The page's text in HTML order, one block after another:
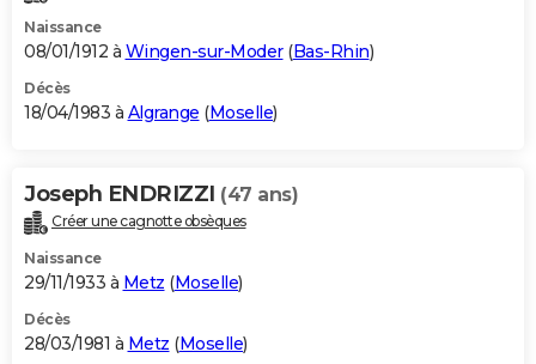
Naissance
08/01/1912 à Wingen-sur-Moder(Bas-Rhin)
Décès
18/04/1983 à Algrange (Moselle)
Joseph ENDRIZZI (47 ans)
Créer une cagnotte obsèques
Naissance
29/11/1933 à Metz (Moselle)
Décès
28/03/1981 à Metz (Moselle)